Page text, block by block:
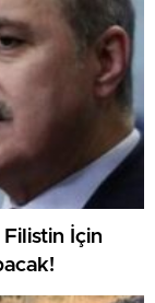
İçin